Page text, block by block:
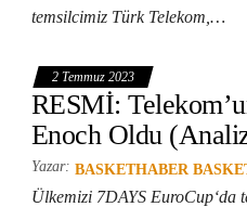
temsilcimiz Türk Telekom,…
2 Temmuz 2023
RESMİ:
Enoch Oldu
Yazar: BASKETHABER
Ülkemizi 7DAYS EuroCup‘da